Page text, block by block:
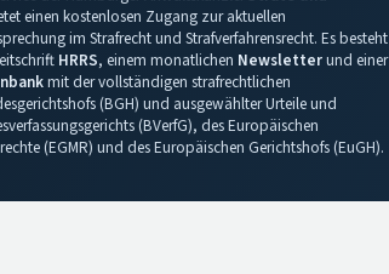
einen kostenlosen Zugang zur aktuellen
im Strafrecht und Strafverfahrensrecht. Es besteht
HRRS, einem monatlichen Newsletterund einer
mit der vollständigen strafrechtlichen
(BGH) und ausgewählter Urteile und
(BVerfG), des Europäischen
(EGMR) und des Europäischen Gerichtshofs (EuGH).